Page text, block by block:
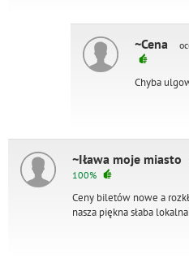
~Cena
Chyba
~Iława moje miasto
100%
Ceny biletów nowe a
nasza piękna słaba